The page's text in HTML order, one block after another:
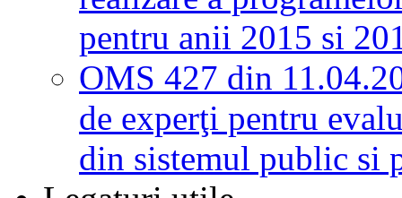
pentru anii 2015 si
OMS 427 din
de experţi pentru
din sistemul public si